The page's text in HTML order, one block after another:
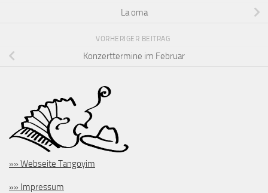
La oma
VORHERIGER BEITRAG
Konzerttermine im Februar
»» Webseite Tangoyim
»» Impressum